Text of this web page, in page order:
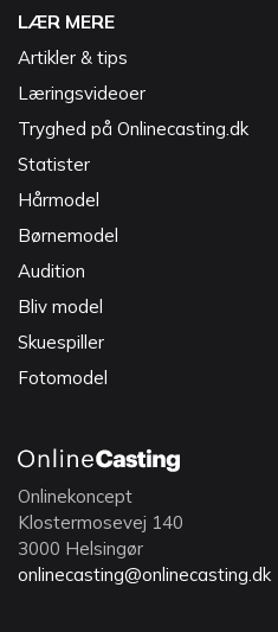
LÆR MERE
Artikler & tips
Læringsvideoer
Tryghed på Onlinecasting.dk
Statister
Hårmodel
Børnemodel
Audition
Bliv model
Skuespiller
Fotomodel
Onlinekoncept
Klostermosevej 140
3000 Helsingør
onlinecasting@onlinecasting.dk